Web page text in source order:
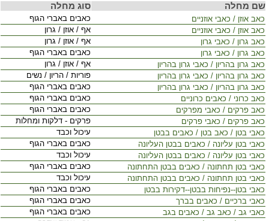
סוג מחלה שם מחלה
כאבים באברי הגוף
כאב אוזן / כאבי אוזניים
אף / אוזן / גרון
כאב אוזן / כאבי אוזניים
אף / אוזן / גרון
כאב גרון / כאבי גרון
כאבים באברי הגוף
כאב גרון / כאבי גרון
אף / אוזן / גרון
כאב גרון בהריון / כאבי גרון בהריון
פוריות / הריון / נשים
כאב גרון בהריון / כאבי גרון בהריון
כאבים באברי הגוף
כאב גרון בהריון / כאבי גרון בהריון
כאבים באברי הגוף
כאב כרוני / כאבים כרוניים
כאבים באברי הגוף
כאב פרקים / כאבי מפרקים
פרקים - דלקות ומחלות
כאב פרקים / כאבי פרקים
עיכול וכבד
כאבי בטן / כאב בטן / כאבים בבטן
כאבים באברי הגוף
כאבי בטן עליונה / כאבים בבטן העליונה
עיכול וכבד
כאבי בטן עליונה / כאבים בבטן העליונה
כאבים באברי הגוף
כאבי בטן תחתונה / כאבים בבטן התחתונה
עיכול וכבד
כאבי בטן תחתונה / כאבים בבטן התחתונה
כאבים באברי הגוף
כאבי בטן--נפיחות בבטן--דקירות בבטן
כאבים באברי הגוף
כאבי ברכיים / כאבים בברך
כאבים באברי הגוף
כאבי גב / כאב גב / כאבים בגב